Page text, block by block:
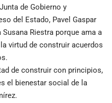
de Gobierno y
del Estado, Pavel Gaspar
Riestra porque ama a
virtud de construir acuerdos
de construir con principios,
el bienestar social de la